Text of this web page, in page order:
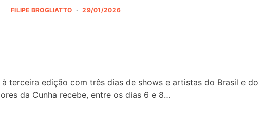
FILIPE BROGLIATTO 29/01/2026
à terceira edição com três dias de shows e artistas do Brasil e do
da Cunha recebe, entre os dias 6 e 8…